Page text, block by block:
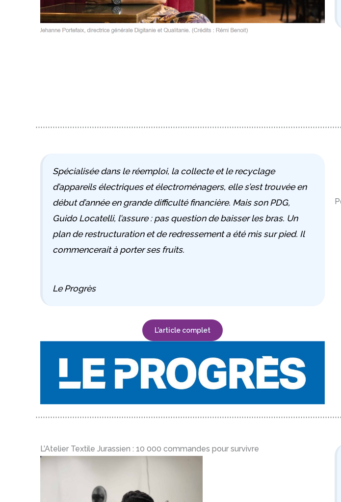
Spécialisée dans le réemploi, la collecte et le recyclage
d’appareils électriques et électroménagers, elle s’est trouvée en
début d’année en grande difficulté financière. Mais son PDG,
Guido Locatelli, l’assure : pas question de baisser les bras. Un
plan de restructuration et de redressement a été mis sur pied. Il
commencerait à porter ses fruits.
Le Progrès
L’article complet
L’Atelier Textile Jurassien : 10 000 commandes pour survivre